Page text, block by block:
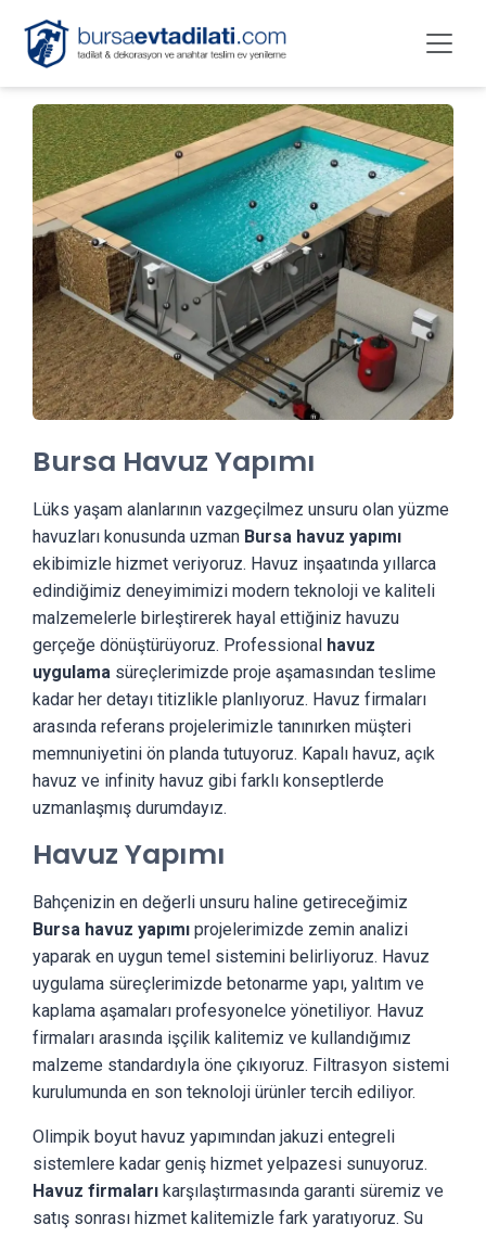
Bursa Havuz Yapımı
Lüks yaşam alanlarının vazgeçilmez unsuru olan yüzme
havuzları konusunda uzman Bursa havuz yapımı
ekibimizle hizmet veriyoruz. Havuz inşaatında yıllarca
edindiğimiz deneyimimizi modern teknoloji ve kaliteli
malzemelerle birleştirerek hayal ettiğiniz havuzu
gerçeğe dönüştürüyoruz. Professional havuz
uygulama süreçlerimizde proje aşamasından teslime
kadar her detayı titizlikle planlıyoruz. Havuz firmaları
arasında referans projelerimizle tanınırken müşteri
memnuniyetini ön planda tutuyoruz. Kapalı havuz, açık
havuz ve infinity havuz gibi farklı konseptlerde
uzmanlaşmış durumdayız.
Havuz Yapımı
Bahçenizin en değerli unsuru haline getireceğimiz
Bursa havuz yapımı projelerimizde zemin analizi
yaparak en uygun temel sistemini belirliyoruz. Havuz
uygulama süreçlerimizde betonarme yapı, yalıtım ve
kaplama aşamaları profesyonelce yönetiliyor. Havuz
firmaları arasında işçilik kalitemiz ve kullandığımız
malzeme standardıyla öne çıkıyoruz. Filtrasyon sistemi
kurulumunda en son teknoloji ürünler tercih ediliyor.
Olimpik boyut havuz yapımından jakuzi entegreli
sistemlere kadar geniş hizmet yelpazesi sunuyoruz.
Havuz firmaları karşılaştırmasında garanti süremiz ve
satış sonrası hizmet kalitemizle fark yaratıyoruz. Su